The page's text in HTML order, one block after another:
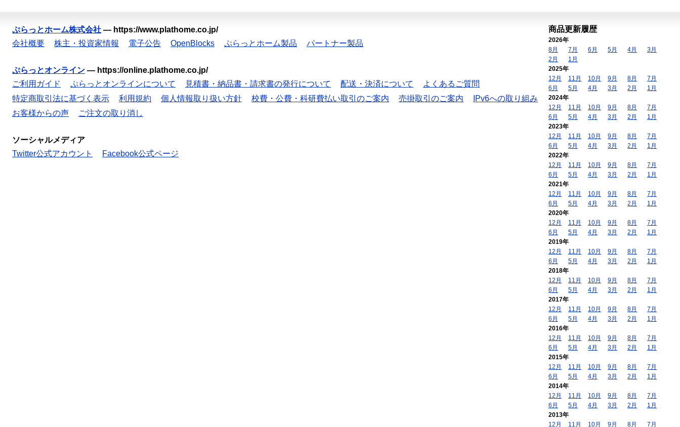
ぷらっとホーム株式会社 — https://www.plathome.co.jp/
会社概要
株主・投資家情報 電子公告 OpenBlocks ぷらっとホーム製品 パートナー製品
ぷらっとオンライン — https://online.plathome.co.jp/
ご利用ガイド
ぷらっとオンラインについて 見積書・納品書・請求書の発行について 配送・決済について
よくあるご質問
特定商取引法に基づく表示
利用規約 個人情報取り扱い方針 校費・公費・科研費払い取引のご案内 売掛取引のご案内
IPv6への取り組み
お客様からの声
ご注文の取り消し
ソーシャルメディア
Twitter公式アカウント
Facebook公式ページ
商品更新履歴
2026年
8月
7月 6月 5月 4月
3月
2月
1月
2025年
12月
11月 10月 9月 8月
7月
6月
5月 4月 3月 2月
1月
2024年
12月
11月 10月 9月 8月
7月
6月
5月 4月 3月 2月
1月
2023年
12月
11月 10月 9月 8月
7月
6月
5月 4月 3月 2月
1月
2022年
12月
11月 10月 9月 8月
7月
6月
5月 4月 3月 2月
1月
2021年
12月
11月 10月 9月 8月
7月
6月
5月 4月 3月 2月
1月
2020年
12月
11月 10月 9月 8月
7月
6月
5月 4月 3月 2月
1月
2019年
12月
11月 10月 9月 8月
7月
6月
5月 4月 3月 2月
1月
2018年
12月
11月 10月 9月 8月
7月
6月
5月 4月 3月 2月
1月
2017年
12月
11月 10月 9月 8月
7月
6月
5月 4月 3月 2月
1月
2016年
12月
11月 10月 9月 8月
7月
6月
5月 4月 3月 2月
1月
2015年
12月
11月 10月 9月 8月
7月
6月
5月 4月 3月 2月
1月
2014年
12月
11月 10月 9月 8月
7月
6月
5月 4月 3月 2月
1月
2013年
12月
11月 10月 9月 8月 7月